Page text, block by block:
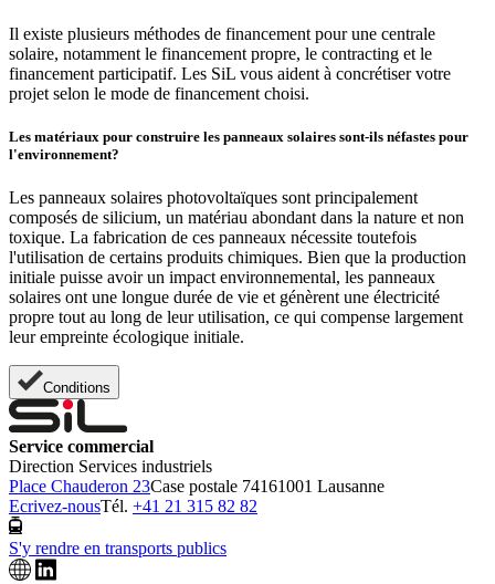
Il existe plusieurs méthodes de financement pour une centrale
solaire, notamment le financement propre, le contracting et le
financement participatif. Les SiL vous aident à concrétiser votre
projet selon le mode de financement choisi.
Les matériaux pour construire les panneaux solaires sont-ils néfastes pour
l'environnement?
Les panneaux solaires photovoltaïques sont principalement
composés de silicium, un matériau abondant dans la nature et non
toxique. La fabrication de ces panneaux nécessite toutefois
l'utilisation de certains produits chimiques. Bien que la production
initiale puisse avoir un impact environnemental, les panneaux
solaires ont une longue durée de vie et génèrent une électricité
propre tout au long de leur utilisation, ce qui compense largement
leur empreinte écologique initiale.
Conditions
Service commercial
Direction Services industriels
Place Chauderon 23Case postale 74161001 Lausanne
Ecrivez-nousTél. +41 21 315 82 82
S'y rendre en transports publics